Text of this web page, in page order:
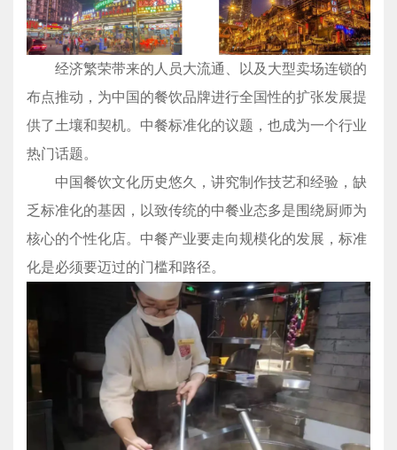
经济繁荣带来的人员大流通、以及大型卖场连锁的
布点推动，为中国的餐饮品牌进行全国性的扩张发展提
供了土壤和契机。中餐标准化的议题，也成为一个行业
热门话题。
中国餐饮文化历史悠久，讲究制作技艺和经验，缺
乏标准化的基因，以致传统的中餐业态多是围绕厨师为
核心的个性化店。中餐产业要走向规模化的发展，标准
化是必须要迈过的门槛和路径。